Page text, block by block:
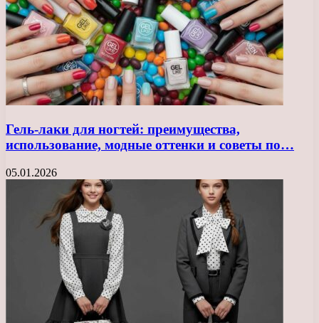
Гель-лаки для ногтей: преимущества,
использование, модные оттенки и советы по…
05.01.2026